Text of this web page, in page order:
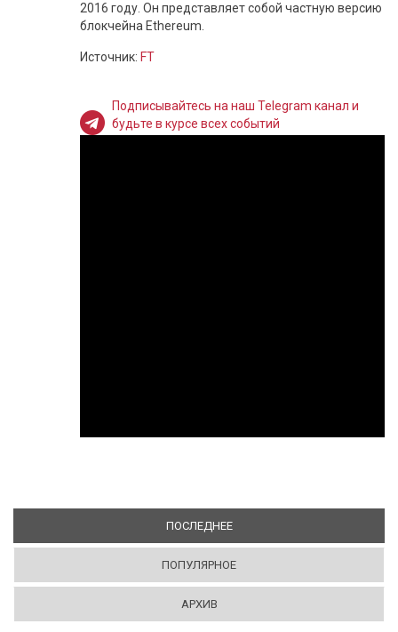
2016 году. Он представляет собой частную версию
блокчейна Ethereum.
Источник: FT
Подписывайтесь на наш Telegram канал и
будьте в курсе всех событий
ПОСЛЕДНЕЕ(АКТИВНАЯ ВКЛАДКА)
ПОПУЛЯРНОЕ
АРХИВ